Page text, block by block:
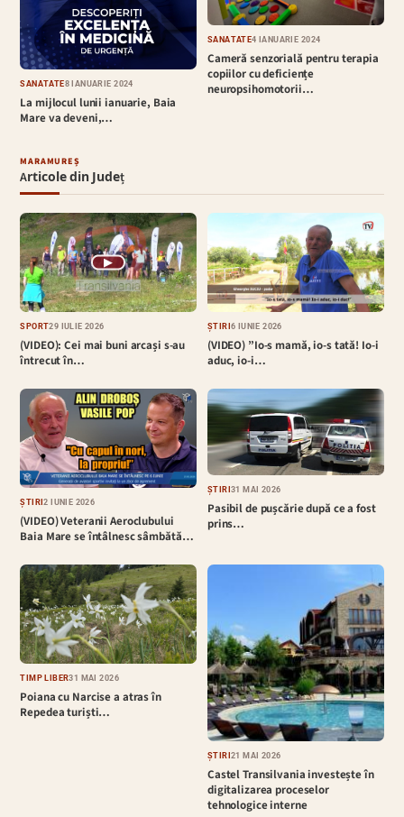
SĂNĂTATE8 IANUARIE 2024
La mijlocul lunii ianuarie, Baia
Mare va deveni,…
SĂNĂTATE4 IANUARIE 2024
Cameră senzorială pentru terapia
copiilor cu deficiențe
neuropsihomotorii…
MARAMUREȘ
Articole din Județ
▶
SPORT29 IULIE 2026
(VIDEO): Cei mai buni arcași s-au
întrecut în…
ȘTIRI6 IUNIE 2026
(VIDEO) ”Io-s mamă, io-s tată! Io-i
aduc, io-i…
ȘTIRI2 IUNIE 2026
(VIDEO) Veteranii Aeroclubului
Baia Mare se întâlnesc sâmbătă…
ȘTIRI31 MAI 2026
Pasibil de pușcărie după ce a fost
prins…
TIMP LIBER31 MAI 2026
Poiana cu Narcise a atras în
Repedea turiști…
ȘTIRI21 MAI 2026
Castel Transilvania investește în
digitalizarea proceselor
tehnologice interne